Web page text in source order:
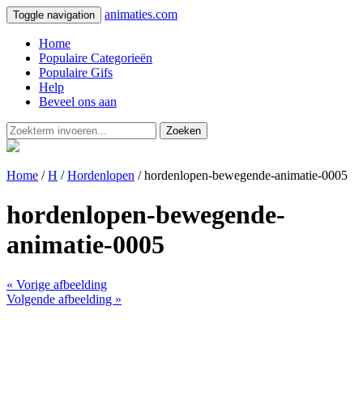
Toggle navigation animaties.com
Home
Populaire Categorieën
Populaire Gifs
Help
Beveel ons aan
Zoeken
Home /H /Hordenlopen / hordenlopen-bewegende-animatie-0005
hordenlopen-bewegende-
animatie-0005
« Vorige afbeelding
Volgende afbeelding »